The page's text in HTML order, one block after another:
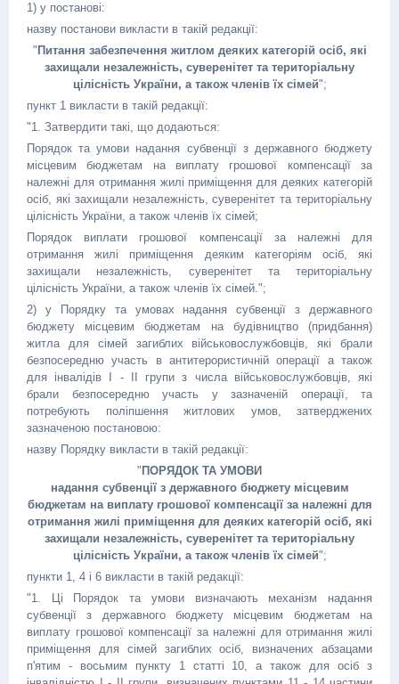
1) у постанові:
назву постанови викласти в такій редакції:
" Питання забезпечення житлом деяких категорій осіб, які
захищали незалежність, суверенітет та територіальну
цілісність України, а також членів їх сімей";
пункт 1 викласти в такій редакції:
"1. Затвердити такі, що додаються:
Порядок та умови надання субвенції з державного бюджету
місцевим бюджетам на виплату грошової компенсації за
належні для отримання жилі приміщення для деяких категорій
осіб, які захищали незалежність, суверенітет та територіальну
цілісність України, а також членів їх сімей;
Порядок виплати грошової компенсації за належні для
отримання жилі приміщення деяким категоріям осіб, які
захищали незалежність, суверенітет та територіальну
цілісність України, а також членів їх сімей.";
2) у Порядку та умовах надання субвенції з державного
бюджету місцевим бюджетам на будівництво (придбання)
житла для сімей загиблих військовослужбовців, які брали
безпосередню участь в антитерористичній операції а також
для інвалідів I - II групи з числа військовослужбовців, які
брали безпосередню участь у зазначеній операції, та
потребують поліпшення житлових умов, затверджених
зазначеною постановою:
назву Порядку викласти в такій редакції:
" ПОРЯДОК ТА УМОВИ
надання субвенції з державного бюджету місцевим
бюджетам на виплату грошової компенсації за належні для
отримання жилі приміщення для деяких категорій осіб, які
захищали незалежність, суверенітет та територіальну
цілісність України, а також членів їх сімей";
пункти 1, 4 і 6 викласти в такій редакції:
"1. Ці Порядок та умови визначають механізм надання
субвенції з державного бюджету місцевим бюджетам на
виплату грошової компенсації за належні для отримання жилі
приміщення для сімей загиблих осіб, визначених абзацами
п'ятим - восьмим пункту 1 статті 10, а також для осіб з